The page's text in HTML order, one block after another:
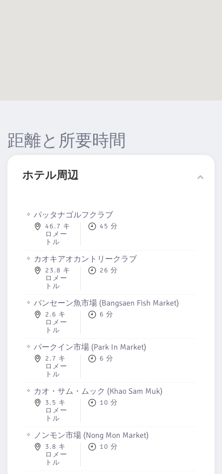
距離と所要時間
ホテル周辺
パッタナゴルフクラブ
46.7 キ
ロメー
トル
45 分
カオキアオカントリークラブ
23.8 キ
ロメー
トル
26 分
バンセーン魚市場 (Bangsaen Fish Market)
2.6 キ
ロメー
トル
6 分
パークイン市場 (Park In Market)
2.7 キ
ロメー
トル
6 分
カオ・サム・ムック (Khao Sam Muk)
3.5 キ
ロメー
トル
10 分
ノンモン市場 (Nong Mon Market)
3.8 キ
ロメー
トル
10 分